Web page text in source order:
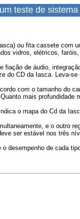
teste de
ou fita cassete com
vidros, elétricos,
de áudio,
do CD da Iasca. Leva-
com o tamanho do
mais profundidade
o mapa do Cd da
e o outro
ser estável nos três
desempenho de cada